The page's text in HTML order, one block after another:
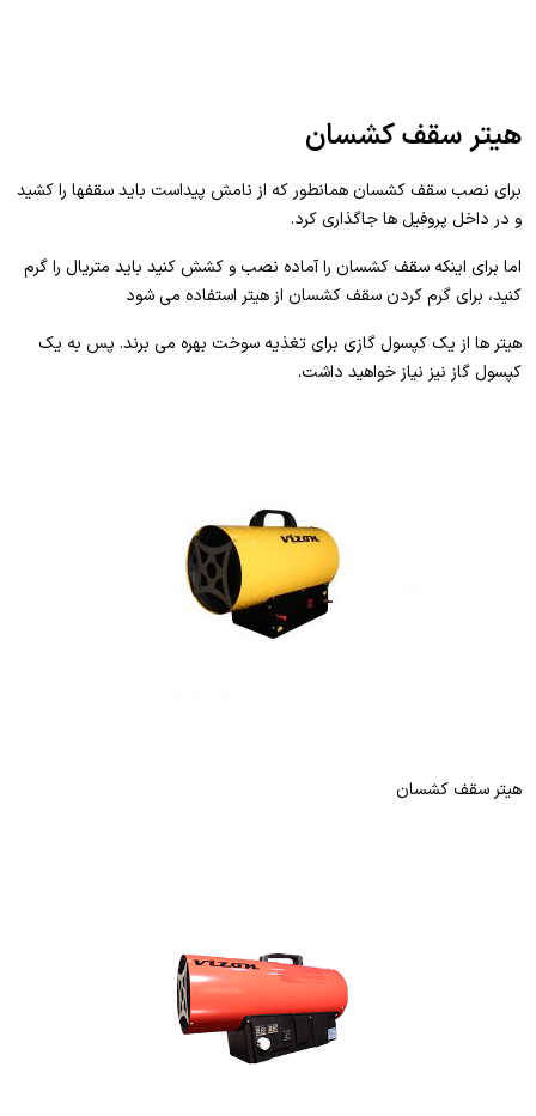
هیتر سقف کشسان
برای نصب سقف کشسان همانطور که از نامش پیداست باید سقفها را کشید
و در داخل پروفیل ها جاگذاری کرد.
اما برای اینکه سقف کشسان را آماده نصب و کشش کنید باید متریال را گرم
کنید، برای گرم کردن سقف کشسان از هیتر استفاده می شود
هیتر ها از یک کپسول گازی برای تغذیه سوخت بهره می برند. پس به یک
کپسول گاز نیز نیاز خواهید داشت.
هیتر سقف کشسان